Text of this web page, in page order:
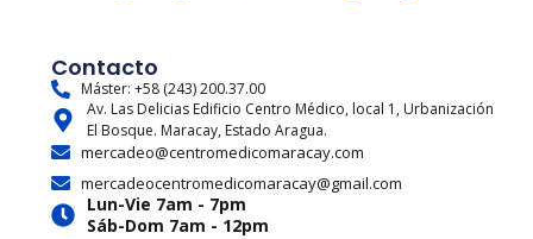
t
a
g
r
a
m
b
o
o
k
i
t
t
e
r
u
b
e
a
d
s
o
k
Contacto
Máster: +58 (243) 200.37.00
Av. Las Delicias Edificio Centro Médico, local 1, Urbanización
El Bosque. Maracay, Estado Aragua.
mercadeo@centromedicomaracay.com
mercadeocentromedicomaracay@gmail.com
Lun-Vie 7am - 7pm
Sáb-Dom 7am - 12pm